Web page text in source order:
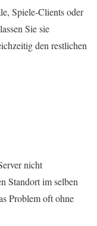
Spiele‑Clients oder
Sie sie
den restlichen
nicht
Standort im selben
Problem oft ohne